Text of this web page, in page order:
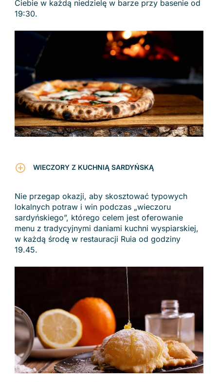
Ciebie w każdą niedzielę w barze przy basenie od
19:30.
WIECZORY Z KUCHNIĄ SARDYŃSKĄ
Nie przegap okazji, aby skosztować typowych
lokalnych potraw i win podczas „wieczoru
sardyńskiego”, którego celem jest oferowanie
menu z tradycyjnymi daniami kuchni wyspiarskiej,
w każdą środę w restauracji Ruia od godziny
19.45.